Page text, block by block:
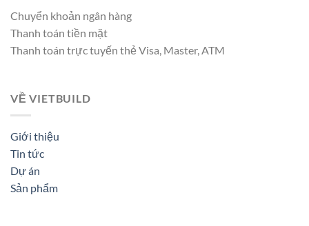
Chuyển khoản ngân hàng
Thanh toán tiền mặt
Thanh toán trực tuyến thẻ Visa, Master, ATM
VỀ VIETBUILD
Giới thiệu
Tin tức
Dự án
Sản phẩm